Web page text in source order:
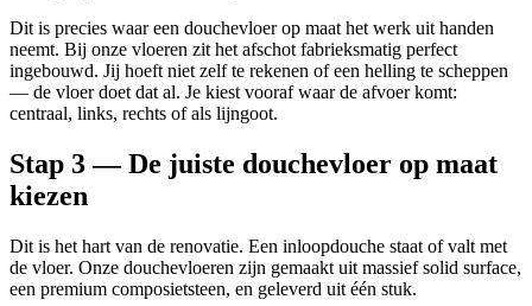
Dit is precies waar een douchevloer op maat het werk uit handen
neemt. Bij onze vloeren zit het afschot fabrieksmatig perfect
ingebouwd. Jij hoeft niet zelf te rekenen of een helling te scheppen
— de vloer doet dat al. Je kiest vooraf waar de afvoer komt:
centraal, links, rechts of als lijngoot.
Stap 3 — De juiste douchevloer op maat
kiezen
Dit is het hart van de renovatie. Een inloopdouche staat of valt met
de vloer. Onze douchevloeren zijn gemaakt uit massief solid surface,
een premium composietsteen, en geleverd uit één stuk.